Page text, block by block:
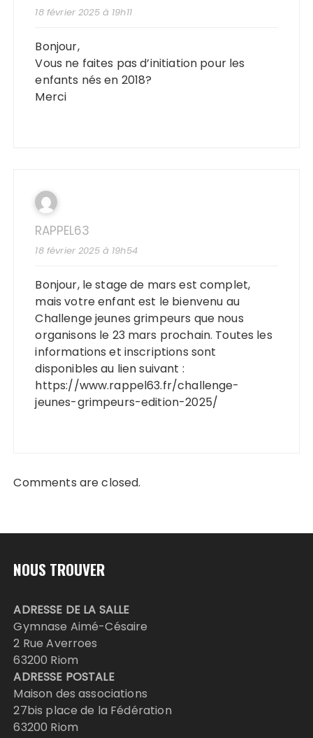
18 février 2025 à 19h11
Bonjour,
Vous ne faites pas d’initiation pour les
enfants nés en 2018?
Merci
RAPPEL63
18 février 2025 à 19h54
Bonjour, le stage de mars est complet,
mais votre enfant est le bienvenu au
Challenge jeunes grimpeurs que nous
organisons le 23 mars prochain. Toutes les
informations et inscriptions sont
disponibles au lien suivant :
https://www.rappel63.fr/challenge-
jeunes-grimpeurs-edition-2025/
Comments are closed.
NOUS TROUVER
ADRESSE DE LA SALLE
Gymnase Aimé-Césaire
2 Rue Averroes
63200 Riom
ADRESSE POSTALE
Maison des associations
27bis place de la Fédération
63200 Riom